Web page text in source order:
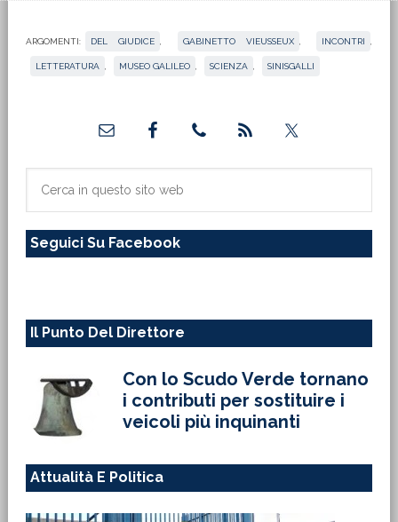
ARGOMENTI: DEL GIUDICE GABINETTO VIEUSSEUX INCONTRI
LETTERATURA MUSEO GALILEO SCIENZA SINISGALLI
primaria
sito
Seguici Su Facebook
Il Punto Del Direttore
Con lo Scudo Verde tornano
i contributi per sostituire i
veicoli più inquinanti
Attualità E Politica